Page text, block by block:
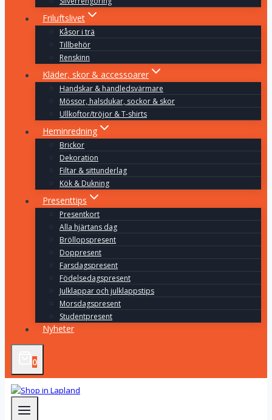
Friluftslivet
Kåsor i trä
Tillbehör
Renskinn
Kläder, skor & accessoarer
Handskar & handledsvärmare
Mössor, halsdukar, sockor & skor
Ullkoftor/tröjor & T-shirts
Heminredning
Brickor
Dekoration
Filtar & sittunderlag
Kök & Dukning
Presenttips
Presentkort
Alla hjärtans dag
Bröllopspresent
Doppresent
Farsdagspresent
Födelsedagspresent
Julklappar och julklappstips
Morsdagspresent
Studentpresent
Nyheter
0